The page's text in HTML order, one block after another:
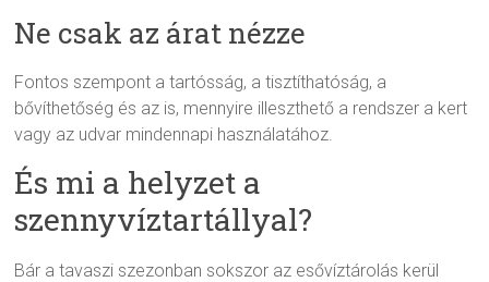
Ne csak az árat nézze
Fontos szempont a tartósság, a tisztíthatóság, a
bővíthetőség és az is, mennyire illeszthető a rendszer a kert
vagy az udvar mindennapi használatához.
És mi a helyzet a
szennyvíztartállyal?
Bár a tavaszi szezonban sokszor az esővíztárolás kerül